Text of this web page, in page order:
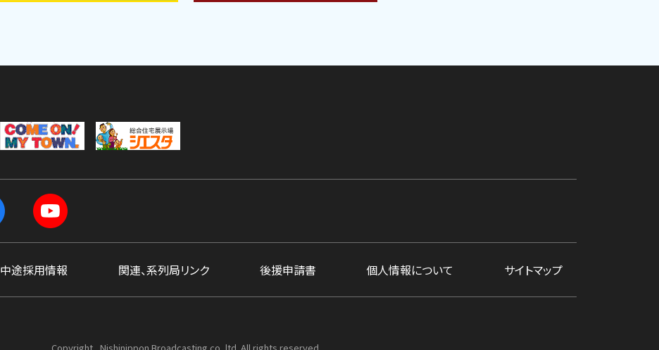
中途採用情報 関連、系列局リンク 後援申請書 個人情報について サイトマップ